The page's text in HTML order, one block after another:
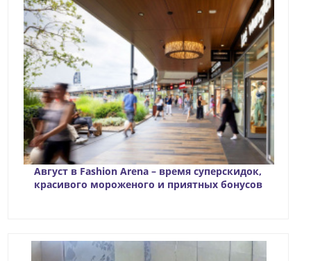
Август в Fashion Arena – время суперскидок,
красивого мороженого и приятных бонусов